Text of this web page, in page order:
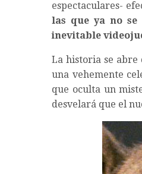
espectaculares-
las que ya no
inevitable
La historia se abre
una vehemente
que oculta un
desvelará que el